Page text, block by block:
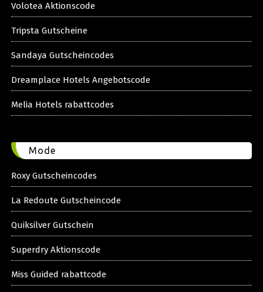
Volotea Aktionscode
Tripsta Gutscheine
Sandaya Gutscheincodes
Dreamplace Hotels Angebotscode
Melia Hotels rabattcodes
Mode
Roxy Gutscheincodes
La Redoute Gutscheincode
Quiksilver Gutschein
Superdry Aktionscode
Miss Guided rabattcode